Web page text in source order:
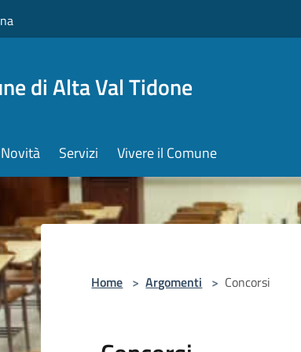
di Alta Val Tidone
Novità Servizi Vivere il Comune
Home > Argomenti > Concorsi